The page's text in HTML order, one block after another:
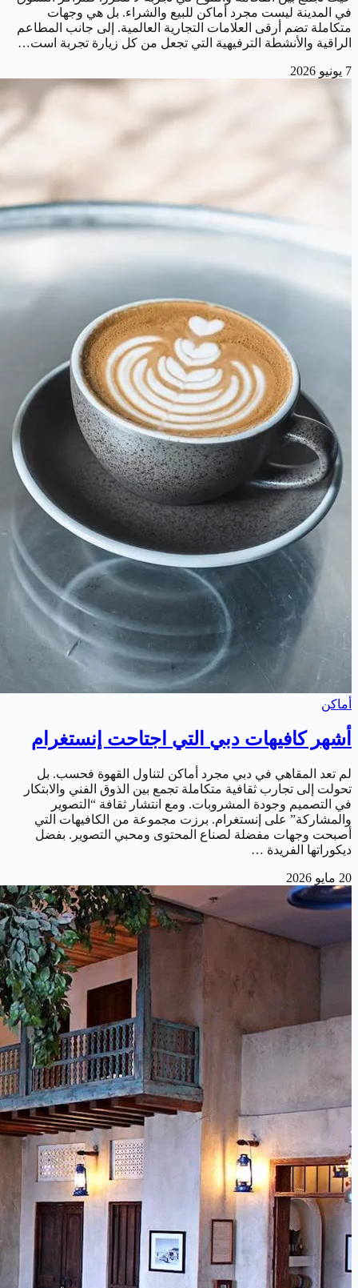
في المدينة ليست مجرد أماكن للبيع والشراء. بل هي وجهات
متكاملة تضم أرقى العلامات التجارية العالمية. إلى جانب المطاعم
الراقية والأنشطة الترفيهية التي تجعل من كل زيارة تجربة است…
7 يونيو 2026
أماكن
أشهر كافيهات دبي التي اجتاحت إنستغرام
لم تعد المقاهي في دبي مجرد أماكن لتناول القهوة فحسب. بل
تحولت إلى تجارب ثقافية متكاملة تجمع بين الذوق الفني والابتكار
في التصميم وجودة المشروبات. ومع انتشار ثقافة “التصوير
والمشاركة” على إنستغرام. برزت مجموعة من الكافيهات التي
أصبحت وجهات مفضلة لصناع المحتوى ومحبي التصوير. بفضل
ديكوراتها الفريدة …
20 مايو 2026